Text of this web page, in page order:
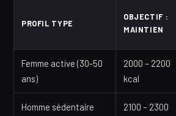
PROFIL TYPE
OBJECTIF :
MAINTIEN
Femme active (30-50
ans)
2000 – 2200
kcal
Homme sédentaire
2100 – 2300